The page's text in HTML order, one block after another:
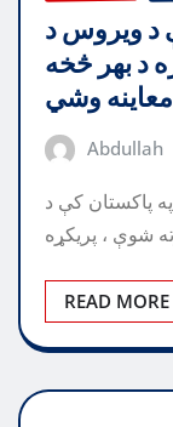
د ویروس د
د بهر څخه
وشي
Abdullah
پاکستان کې د
READ MORE